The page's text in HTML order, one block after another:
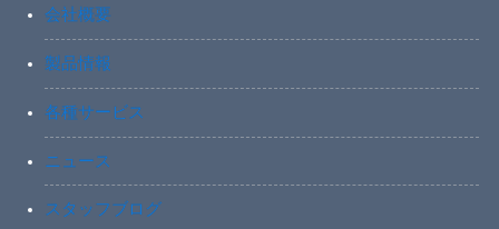
会社概要
製品情報
各種サービス
ニュース
スタッフブログ